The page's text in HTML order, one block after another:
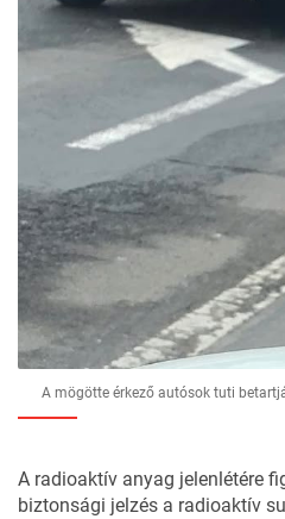
A mögötte érkező autósok tuti
A radioaktív anyag jelenlétére
biztonsági jelzés a radioaktív